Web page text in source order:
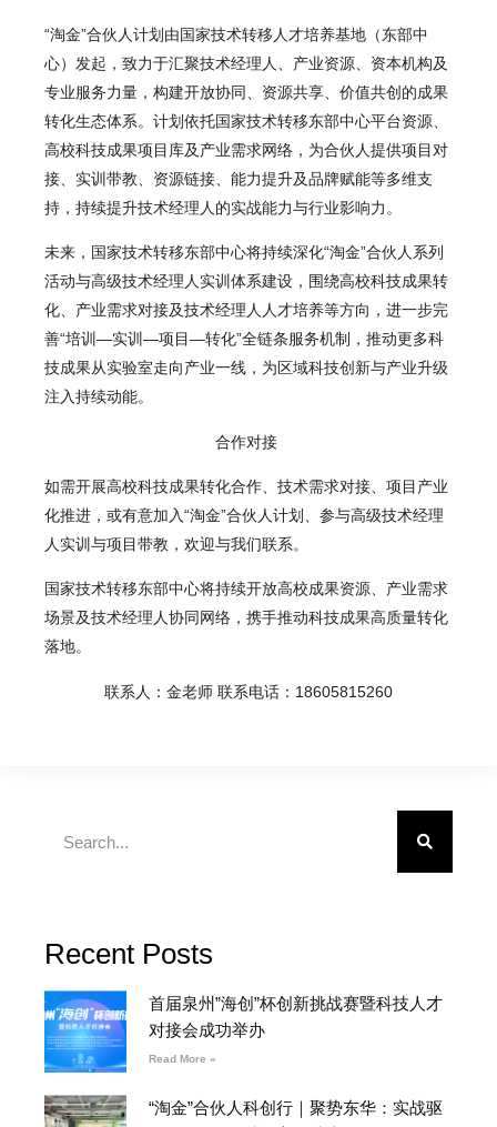
“淘金”合伙人计划由国家技术转移人才培养基地（东部中
心）发起，致力于汇聚技术经理人、产业资源、资本机构及
专业服务力量，构建开放协同、资源共享、价值共创的成果
转化生态体系。计划依托国家技术转移东部中心平台资源、
高校科技成果项目库及产业需求网络，为合伙人提供项目对
接、实训带教、资源链接、能力提升及品牌赋能等多维支
持，持续提升技术经理人的实战能力与行业影响力。
未来，国家技术转移东部中心将持续深化“淘金”合伙人系列
活动与高级技术经理人实训体系建设，围绕高校科技成果转
化、产业需求对接及技术经理人人才培养等方向，进一步完
善“培训—实训—项目—转化”全链条服务机制，推动更多科
技成果从实验室走向产业一线，为区域科技创新与产业升级
注入持续动能。
合作对接
如需开展高校科技成果转化合作、技术需求对接、项目产业
化推进，或有意加入“淘金”合伙人计划、参与高级技术经理
人实训与项目带教，欢迎与我们联系。
国家技术转移东部中心将持续开放高校成果资源、产业需求
场景及技术经理人协同网络，携手推动科技成果高质量转化
落地。
联系人：金老师 联系电话：18605815260
Recent Posts
首届泉州”海创”杯创新挑战赛暨科技人才
对接会成功举办
Read More »
“淘金”合伙人科创行｜聚势东华：实战驱